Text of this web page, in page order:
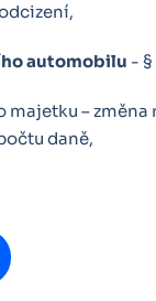
automobilu - §
– změna
daně,